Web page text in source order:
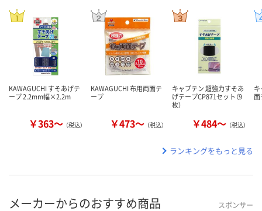
KAWAGUCHI すそあげテ
ープ 2.2mm幅×2.2m
￥363～ （税込）
KAWAGUCHI 布用両面テ
ープ
￥473～ （税込）
キャプテン 超強力すそあ
げテープCP871セット（9
枚）
￥484～ （税込）
キ
面
ランキングをもっと見る
メーカーからのおすすめ商品 スポンサー